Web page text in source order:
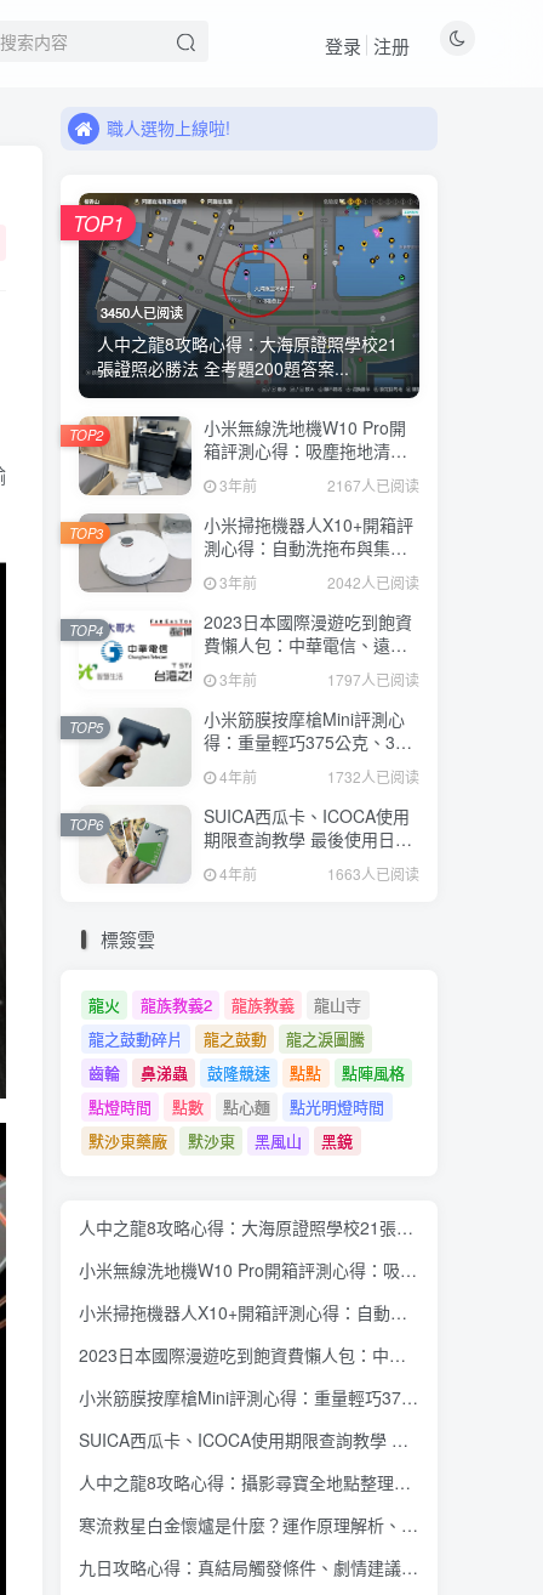
登录 注册
來看看11月有什麼新品!
來看看11月有什麼新品!
3450人已阅读
人中之龍8攻略心得：大海原證照學校21
張證照必勝法 全考題200題答案...
TOP1
小米無線洗地機W10 Pro開
箱評測心得：吸塵拖地清洗3
合1、90度可調式機身、續航
力35分鐘、售價15995元
3年前 2167人已阅读
TOP2
小米掃拖機器人X10+開箱評
測心得：自動洗拖布與集
塵、旋轉式拖布更乾淨、連
續使用2小時、售價26995元
3年前 2042人已阅读
TOP3
2023日本國際漫遊吃到飽資
費懶人包：中華電信、遠傳
電信、台灣大哥大、台灣之
星、亞太電信
3年前 1797人已阅读
TOP4
小米筋膜按摩槍Mini評測心
得：重量輕巧375公克、3種
替換頭和3種模式、售價
2295元
4年前 1732人已阅读
TOP5
SUICA西瓜卡、ICOCA使用
期限查詢教學 最後使用日10
年內都有效 Android、iOS都
適用4年前 1663人已阅读
TOP6
標簽雲
龍火 龍族教義2 龍族教義
龍山寺
龍之鼓動碎片
龍之鼓動
龍之淚圖騰
齒輪
鼻涕蟲 鼓隆競速 點點
點陣風格
點燈時間
點數 點心麵
點光明燈時間
默沙東藥廠
默沙東 黑風山 黑鏡
人中之龍8攻略心得：大海原證照學校21張證照必勝法 全考題200題答案整理
小米無線洗地機W10 Pro開箱評測心得：吸塵拖地清洗3合1、90度可調式機身、續航力35分鐘、售價15995元
小米掃拖機器人X10+開箱評測心得：自動洗拖布與集塵、旋轉式拖布更乾淨、連續使用2小時、售價26995元
2023日本國際漫遊吃到飽資費懶人包：中華電信、遠傳電信、台灣大哥大、台灣之星、亞太電信
小米筋膜按摩槍Mini評測心得：重量輕巧375公克、3種替換頭和3種模式、售價2295元
SUICA西瓜卡、ICOCA使用期限查詢教學 最後使用日10年內都有效 Android、iOS都適用
人中之龍8攻略心得：攝影尋寶全地點整理、70個夏威夷與40個橫濱拍攝位置圖解
寒流救星白金懷爐是什麼？運作原理解析、相比電暖蛋有哪些優缺點？懷爐挑選方法介紹
九日攻略心得：真結局觸發條件、劇情建議攻略順序、全流程過關整理